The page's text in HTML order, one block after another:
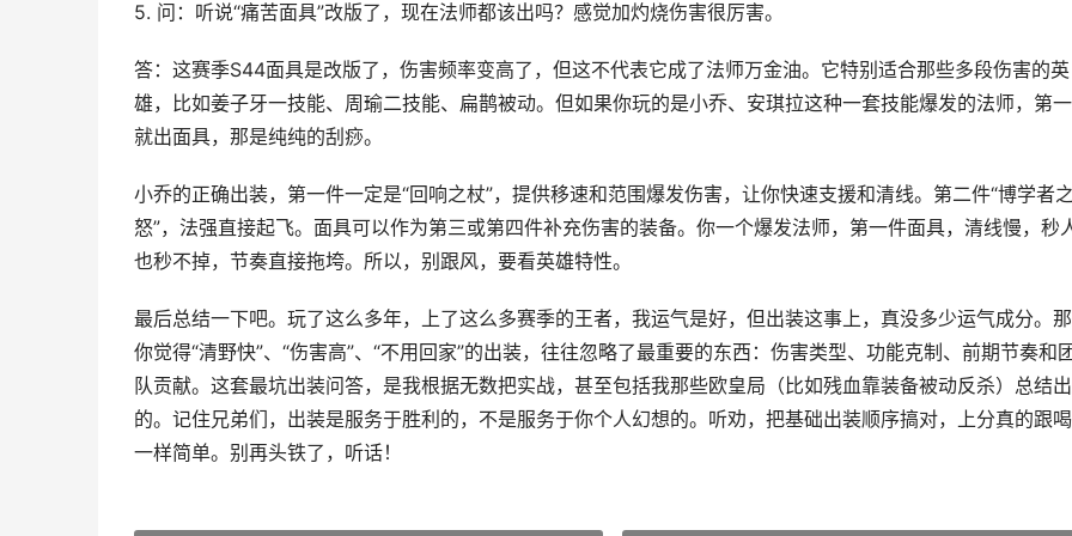
5. 问：听说“痛苦面具”改版了，现在法师都该出吗？感觉加灼烧伤害很厉害。
答：这赛季S44面具是改版了，伤害频率变高了，但这不代表它成了法师万金油。它特别适合那些多段伤害的英
雄，比如姜子牙一技能、周瑜二技能、扁鹊被动。但如果你玩的是小乔、安琪拉这种一套技能爆发的法师，第
就出面具，那是纯纯的刮痧。
小乔的正确出装，第一件一定是“回响之杖”，提供移速和范围爆发伤害，让你快速支援和清线。第二件“博学者
怒”，法强直接起飞。面具可以作为第三或第四件补充伤害的装备。你一个爆发法师，第一件面具，清线慢，秒
也秒不掉，节奏直接拖垮。所以，别跟风，要看英雄特性。
最后总结一下吧。玩了这么多年，上了这么多赛季的王者，我运气是好，但出装这事上，真没多少运气成分。
你觉得“清野快”、“伤害高”、“不用回家”的出装，往往忽略了最重要的东西：伤害类型、功能克制、前期节奏和
队贡献。这套最坑出装问答，是我根据无数把实战，甚至包括我那些欧皇局（比如残血靠装备被动反杀）总结
的。记住兄弟们，出装是服务于胜利的，不是服务于你个人幻想的。听劝，把基础出装顺序搞对，上分真的跟
一样简单。别再头铁了，听话！